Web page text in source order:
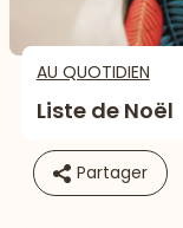
AU QUOTIDIEN
Liste de Noël
Partager